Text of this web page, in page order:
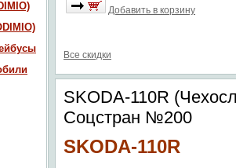
Добавить в корзину
Все скидки
SKODA-110R
Соцстран №200
SKODA-110R